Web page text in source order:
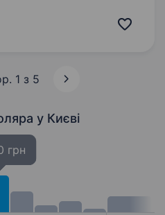
та меблевих та іншх
1 з 5
у Києві
грн